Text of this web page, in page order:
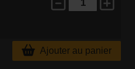
Ajouter au panier